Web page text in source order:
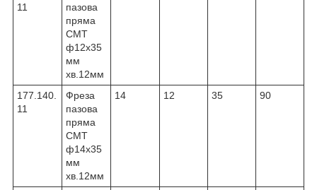
11
пазова
пряма
CMT
ф12х35
мм
хв.12мм
177.140.
11
Фреза
пазова
пряма
CMT
ф14х35
мм
хв.12мм
14 12 35 90